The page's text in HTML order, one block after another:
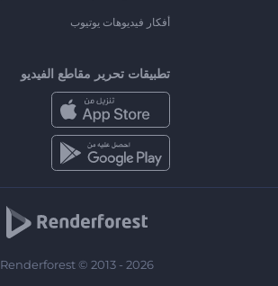
أفكار فيديوهات يوتيوب
تطبيقات تحرير مقاطع الفيديو
Renderforest © 2013 - 2026